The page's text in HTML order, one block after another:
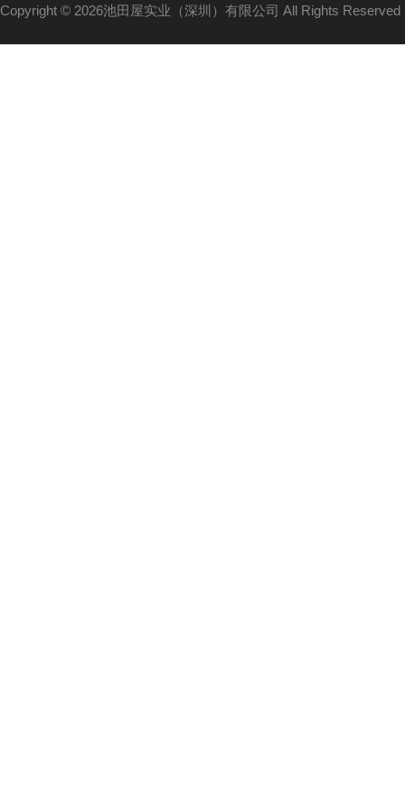
Copyright © 2026池田屋实业（深圳）有限公司 All Rights